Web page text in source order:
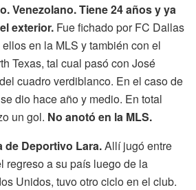
Venezolano. Tiene 24 años y ya
exterior. Fue fichado por FC Dallas
en la MLS y también con el
Texas, tal cual pasó con José
cuadro verdiblanco. En el caso de
dio hace año y medio. En total
un gol. No anotó en la MLS.
de Deportivo Lara.Allí jugó entre
regreso a su país luego de la
Unidos, tuvo otro ciclo en el club.